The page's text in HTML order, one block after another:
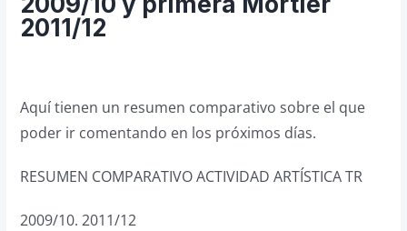
2011/12
Aquí tienen un resumen comparativo sobre el que
poder ir comentando en los próximos días.
RESUMEN COMPARATIVO ACTIVIDAD ARTÍSTICA TR
2009/10. 2011/12